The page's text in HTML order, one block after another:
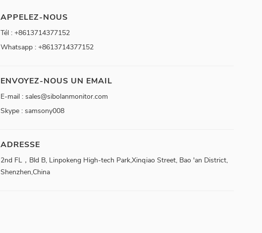
APPELEZ-NOUS
Tél : +8613714377152
Whatsapp : +8613714377152
ENVOYEZ-NOUS UN EMAIL
E-mail : sales@sibolanmonitor.com
Skype : samsony008
ADRESSE
2nd FL，Bld B, Linpokeng High-tech Park,Xinqiao Street, Bao 'an District,
Shenzhen,China